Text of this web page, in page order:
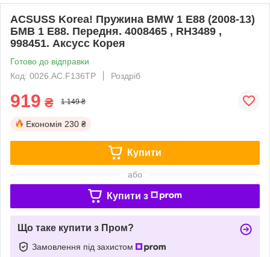
ACSUSS Korea! Пружина BMW 1 E88 (2008-13)
БМВ 1 Е88. Передня. 4008465 , RH3489 ,
998451. Аксусс Корея
Готово до відправки
Код: 0026.AC.F136TP
Роздріб
919 ₴ 1 149 ₴
Економія 230 ₴
Купити
або
Купити з
Що таке купити з Пром?
Замовлення під захистом